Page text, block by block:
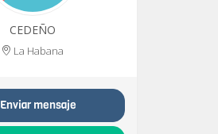
CEDEÑO
La Habana
Enviar mensaje